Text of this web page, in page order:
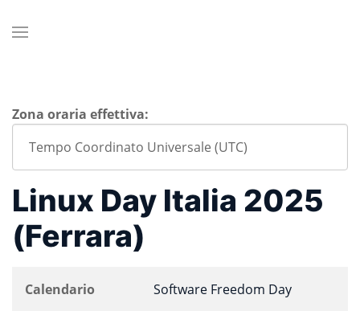
Zona oraria effettiva:
Linux Day Italia 2025
(Ferrara)
Calendario Software Freedom Day